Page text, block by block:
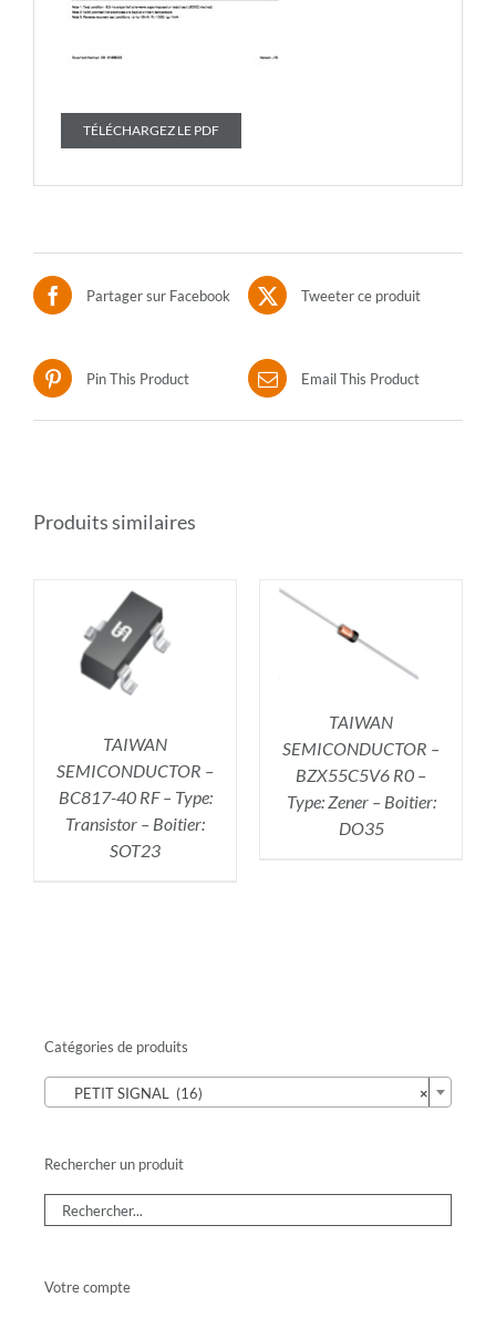
TÉLÉCHARGEZ LE PDF
Partager sur Facebook Tweeter ce produit
Pin This Product Email This Product
Produits similaires
TAIWAN
SEMICONDUCTOR –
BC817-40 RF – Type:
Transistor – Boitier:
SOT23
AJOUTER AU
PANIER
/
TAIWAN
SEMICONDUCTOR –
BZX55C5V6 R0 –
Type: Zener – Boitier:
DO35
Catégories de produits
×
PETIT SIGNAL (16)
Rechercher un produit
Votre compte